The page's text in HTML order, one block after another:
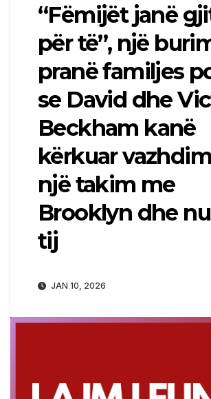
“Fëmijët janë
për të”, një
pranë familjes
se David dhe
Beckham kanë
kërkuar
një takim me
Brooklyn dhe
tij
JAN 10, 2026